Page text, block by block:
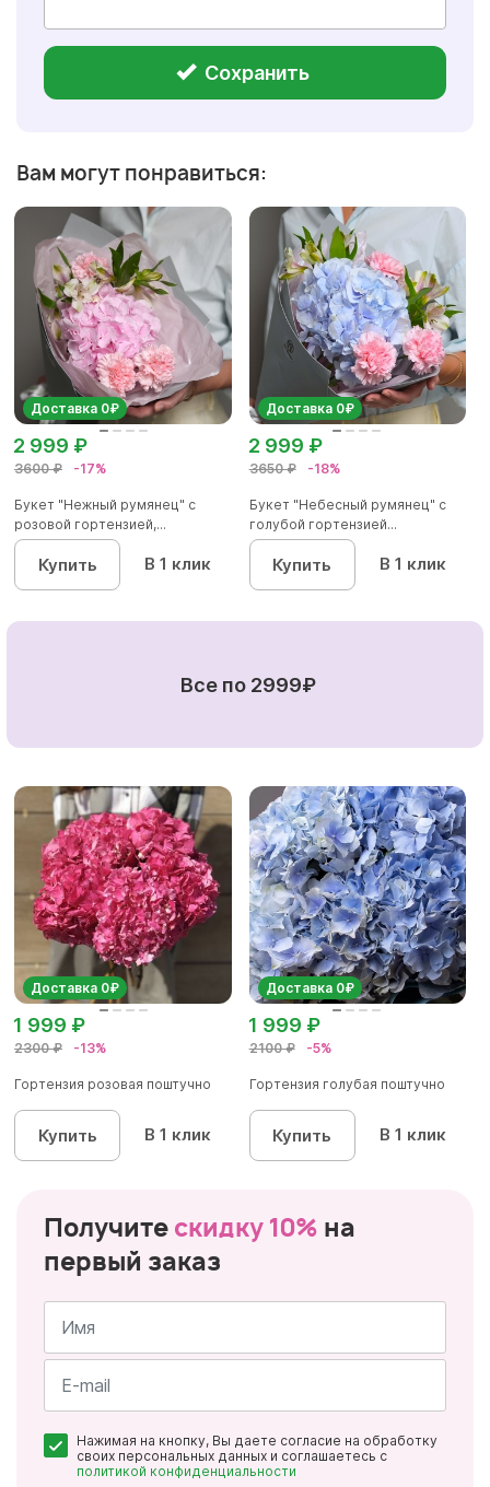
Сохранить
Вам могут понравиться:
Доставка 0₽
3600 ₽ -17%
2 999 ₽
Букет "Нежный румянец" с
розовой гортензией,...
Купить В 1 клик
Доставка 0₽
3650 ₽ -18%
2 999 ₽
Букет "Небесный румянец" с
голубой гортензией...
Купить В 1 клик
Все по 2999₽
Доставка 0₽
2300 ₽ -13%
1 999 ₽
Гортензия розовая поштучно
Купить В 1 клик
Доставка 0₽
2100 ₽ -5%
1 999 ₽
Гортензия голубая поштучно
Купить В 1 клик
Получите скидку 10% на
первый заказ
Имя
*
Нажимая на кнопку, Вы даете согласие на обработку
своих персональных данных и соглашаетесь с
политикой конфиденциальности